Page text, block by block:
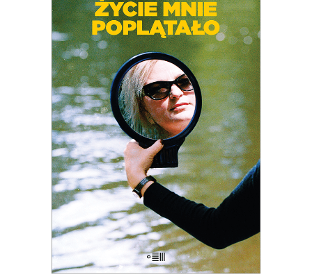
Irena Morawska – autorka
legendarnego reportażuJak Emilię z
Kalabrii od złej pani wykradłami
współtwórczyni (razem z mężem
Jerzym Morawskim) głośnych seriali
dokumentalnychChłopaki do wzięcia,
Serce z węgla, czyBallada o lekkim
zabarwieniu erotycznym– przez całe
życie wsłuchiwała się w głosy ludzi,
których Polska transformacji
pozostawiła na marginesie.
58.50zł 38.03zł
KSIĄŻKA DO KOSZYKA